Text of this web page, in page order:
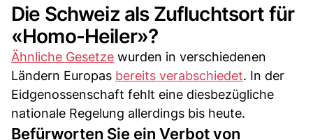
Die Schweiz als Zufluchtsort für
«Homo-Heiler»?
Ähnliche Gesetze wurden in verschiedenen
Ländern Europas bereits verabschiedet. In der
Eidgenossenschaft fehlt eine diesbezügliche
nationale Regelung allerdings bis heute.
Befürworten Sie ein Verbot von